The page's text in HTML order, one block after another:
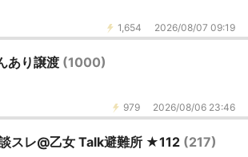
1,654 2026/08/07 09:19
あり譲渡 (1000)
979 2026/08/06 23:46
スレ@乙女 Talk避難所 ★112 (217)